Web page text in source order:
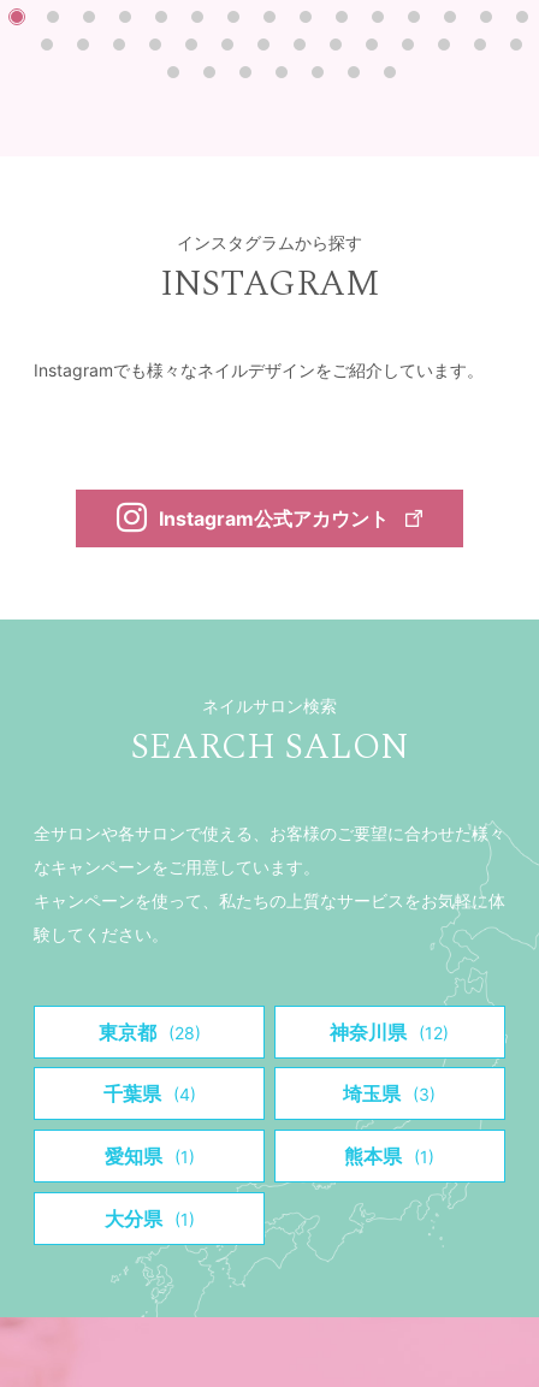
インスタグラムから探す
INSTAGRAM
Instagramでも様々なネイルデザインをご紹介しています。
Instagram公式アカウント
ネイルサロン検索
SEARCH SALON
全サロンや各サロンで使える、お客様のご要望に合わせた様々
なキャンペーンをご用意しています。
キャンペーンを使って、私たちの上質なサービスをお気軽に体
験してください。
東京都 (28) 神奈川県 (12)
千葉県 (4) 埼玉県 (3)
愛知県 (1) 熊本県 (1)
大分県 (1)